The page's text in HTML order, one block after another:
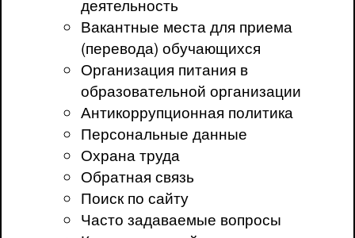
Вакантные места для приема
(перевода) обучающихся
Организация питания в
образовательной организации
Антикоррупционная политика
Персональные данные
Охрана труда
Обратная связь
Поиск по сайту
Часто задаваемые вопросы